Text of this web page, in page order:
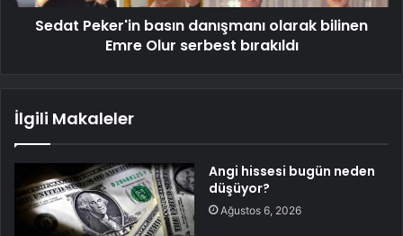
Sedat Peker'in basın danışmanı olarak bilinen
Emre Olur serbest bırakıldı
İlgili Makaleler
Angi hissesi bugün neden
düşüyor?
Ağustos 6, 2026